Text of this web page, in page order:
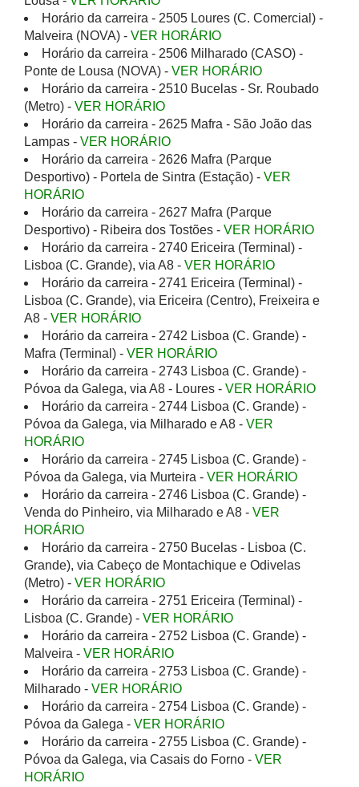
Horário da carreira - 2505 Loures (C. Comercial) -
Malveira (NOVA) - VER HORÁRIO
Horário da carreira - 2506 Milharado (CASO) -
Ponte de Lousa (NOVA) - VER HORÁRIO
Horário da carreira - 2510 Bucelas - Sr. Roubado
(Metro) - VER HORÁRIO
Horário da carreira - 2625 Mafra - São João das
Lampas - VER HORÁRIO
Horário da carreira - 2626 Mafra (Parque
Desportivo) - Portela de Sintra (Estação) - VER
HORÁRIO
Horário da carreira - 2627 Mafra (Parque
Desportivo) - Ribeira dos Tostões - VER HORÁRIO
Horário da carreira - 2740 Ericeira (Terminal) -
Lisboa (C. Grande), via A8 - VER HORÁRIO
Horário da carreira - 2741 Ericeira (Terminal) -
Lisboa (C. Grande), via Ericeira (Centro), Freixeira e
A8 - VER HORÁRIO
Horário da carreira - 2742 Lisboa (C. Grande) -
Mafra (Terminal) - VER HORÁRIO
Horário da carreira - 2743 Lisboa (C. Grande) -
Póvoa da Galega, via A8 - Loures - VER HORÁRIO
Horário da carreira - 2744 Lisboa (C. Grande) -
Póvoa da Galega, via Milharado e A8 - VER
HORÁRIO
Horário da carreira - 2745 Lisboa (C. Grande) -
Póvoa da Galega, via Murteira - VER HORÁRIO
Horário da carreira - 2746 Lisboa (C. Grande) -
Venda do Pinheiro, via Milharado e A8 - VER
HORÁRIO
Horário da carreira - 2750 Bucelas - Lisboa (C.
Grande), via Cabeço de Montachique e Odivelas
(Metro) - VER HORÁRIO
Horário da carreira - 2751 Ericeira (Terminal) -
Lisboa (C. Grande) - VER HORÁRIO
Horário da carreira - 2752 Lisboa (C. Grande) -
Malveira - VER HORÁRIO
Horário da carreira - 2753 Lisboa (C. Grande) -
Milharado - VER HORÁRIO
Horário da carreira - 2754 Lisboa (C. Grande) -
Póvoa da Galega - VER HORÁRIO
Horário da carreira - 2755 Lisboa (C. Grande) -
Póvoa da Galega, via Casais do Forno - VER
HORÁRIO